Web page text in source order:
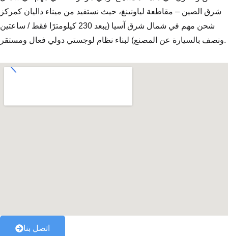
شرق الصين – مقاطعة لياونينغ، حيث نستفيد من ميناء داليان كمركز
شحن مهم في شمال شرق آسيا (يبعد 230 كيلومترًا فقط / ساعتين
ونصف بالسيارة عن المصنع) لبناء نظام لوجستي دولي فعال ومستقر.
اتصل بنا